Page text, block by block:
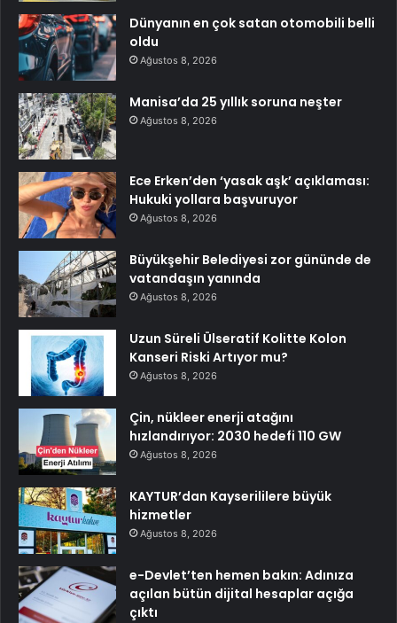
Dünyanın en çok satan otomobili belli
oldu
Ağustos 8, 2026
Manisa’da 25 yıllık soruna neşter
Ağustos 8, 2026
Ece Erken’den ‘yasak aşk’ açıklaması:
Hukuki yollara başvuruyor
Ağustos 8, 2026
Büyükşehir Belediyesi zor gününde de
vatandaşın yanında
Ağustos 8, 2026
Uzun Süreli Ülseratif Kolitte Kolon
Kanseri Riski Artıyor mu?
Ağustos 8, 2026
Çin, nükleer enerji atağını
hızlandırıyor: 2030 hedefi 110 GW
Ağustos 8, 2026
KAYTUR’dan Kayserililere büyük
hizmetler
Ağustos 8, 2026
e-Devlet’ten hemen bakın: Adınıza
açılan bütün dijital hesaplar açığa
çıktı